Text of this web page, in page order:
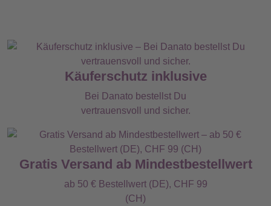
Käuferschutz inklusive
Bei Danato bestellst Du
vertrauensvoll und sicher.
Gratis Versand ab Mindestbestellwert
ab 50 € Bestellwert (DE), CHF 99
(CH)